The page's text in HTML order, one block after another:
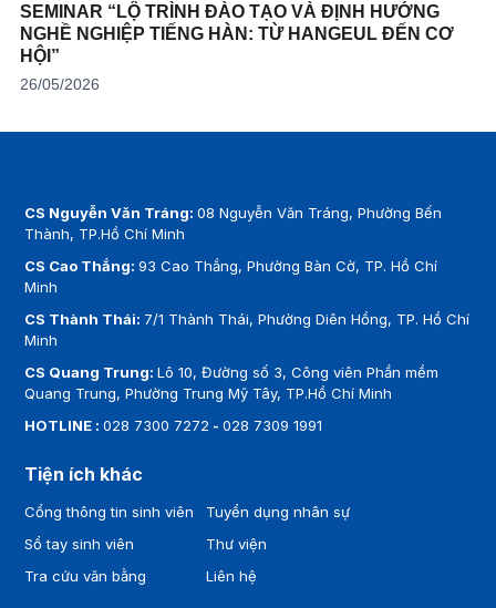
SEMINAR “LỘ TRÌNH ĐÀO TẠO VÀ ĐỊNH HƯỚNG
NGHỀ NGHIỆP TIẾNG HÀN: TỪ HANGEUL ĐẾN CƠ
HỘI”
26/05/2026
CS Nguyễn Văn Tráng:08 Nguyễn Văn Tráng, Phường Bến
Thành, TP.Hồ Chí Minh
CS Cao Thắng:93 Cao Thắng, Phường Bàn Cờ, TP. Hồ Chí
Minh
CS Thành Thái: 7/1 Thành Thái, Phường Diên Hồng, TP. Hồ Chí
Minh
CS Quang Trung:Lô 10, Đường số 3, Công viên Phần mềm
Quang Trung, Phường Trung Mỹ Tây, TP.Hồ Chí Minh
HOTLINE :028 7300 7272 -028 7309 1991
Tiện ích khác
Cổng thông tin sinh viên
Sổ tay sinh viên
Tra cứu văn bằng
Tuyển dụng nhân sự
Thư viện
Liên hệ